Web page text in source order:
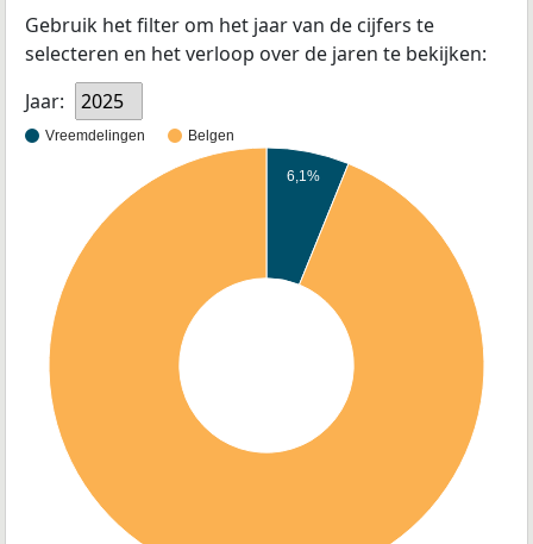
Gebruik het filter om het jaar van de cijfers te
selecteren en het verloop over de jaren te bekijken:
Jaar:
2025
Vreemdelingen Belgen
6,1%